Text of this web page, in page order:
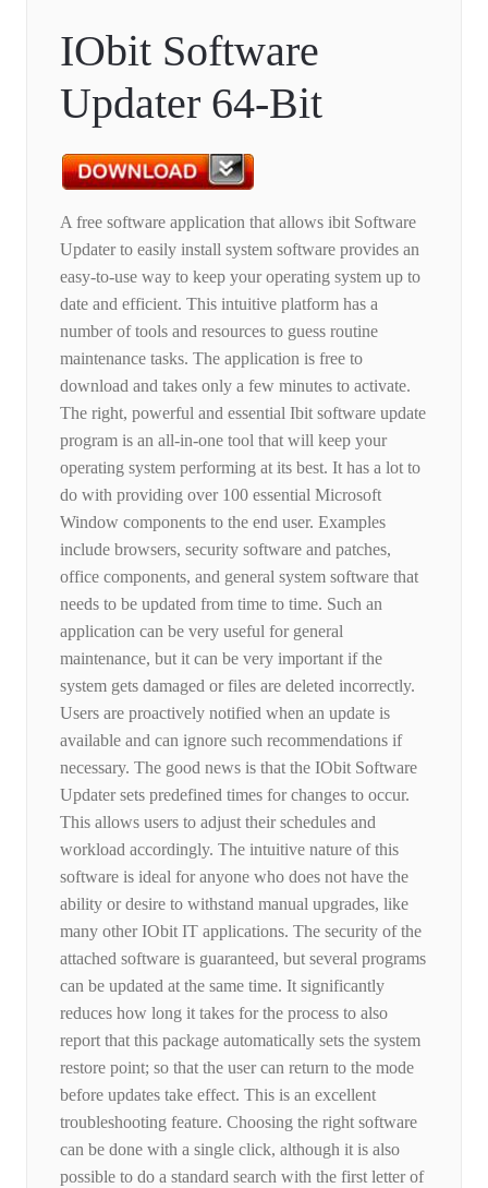
IObit Software
Updater 64-Bit
A free software application that allows ibit Software
Updater to easily install system software provides an
easy-to-use way to keep your operating system up to
date and efficient. This intuitive platform has a
number of tools and resources to guess routine
maintenance tasks. The application is free to
download and takes only a few minutes to activate.
The right, powerful and essential Ibit software update
program is an all-in-one tool that will keep your
operating system performing at its best. It has a lot to
do with providing over 100 essential Microsoft
Window components to the end user. Examples
include browsers, security software and patches,
office components, and general system software that
needs to be updated from time to time. Such an
application can be very useful for general
maintenance, but it can be very important if the
system gets damaged or files are deleted incorrectly.
Users are proactively notified when an update is
available and can ignore such recommendations if
necessary. The good news is that the IObit Software
Updater sets predefined times for changes to occur.
This allows users to adjust their schedules and
workload accordingly. The intuitive nature of this
software is ideal for anyone who does not have the
ability or desire to withstand manual upgrades, like
many other IObit IT applications. The security of the
attached software is guaranteed, but several programs
can be updated at the same time. It significantly
reduces how long it takes for the process to also
report that this package automatically sets the system
restore point; so that the user can return to the mode
before updates take effect. This is an excellent
troubleshooting feature. Choosing the right software
can be done with a single click, although it is also
possible to do a standard search with the first letter of